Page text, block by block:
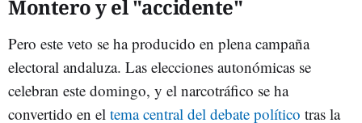
Montero y el "accidente"
Pero este veto se ha producido en plena campaña
electoral andaluza. Las elecciones autonómicas se
celebran este domingo, y el narcotráfico se ha
convertido en el tema central del debate político tras la